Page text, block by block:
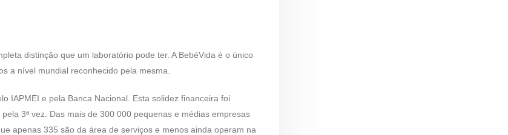
distinção que um laboratório pode ter. A BebéVida é o único
a nível mundial reconhecido pela mesma.
IAPMEI e pela Banca Nacional. Esta solidez financeira foi
pela 3ª vez. Das mais de 300 000 pequenas e médias empresas
apenas 335 são da área de serviços e menos ainda operam na